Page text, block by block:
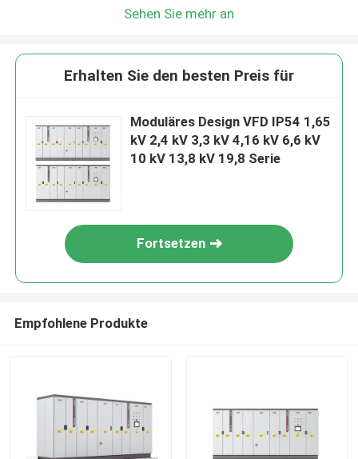
Sehen Sie mehr an
Erhalten Sie den besten Preis für
Moduläres Design VFD IP54 1,65
kV 2,4 kV 3,3 kV 4,16 kV 6,6 kV
10 kV 13,8 kV 19,8 Serie
Fortsetzen
Empfohlene Produkte